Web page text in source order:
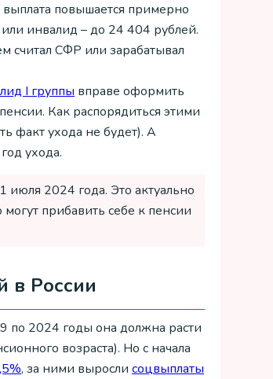
повышается примерно
инвалид – до 24 404 рублей.
считал СФР или зарабатывал
I группы вправе оформить
Как распорядиться этими
факт ухода не будет). А
ухода.
июля 2024 года. Это актуально
прибавить себе к пенсии
в России
по 2024 годы она должна расти
возраста). Но с начала
, за ними выросли соцвыплаты